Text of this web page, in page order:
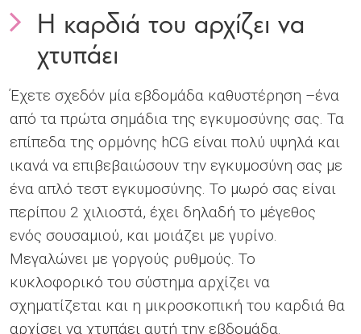
Η καρδιά του αρχίζει να
χτυπάει
Έχετε σχεδόν μία εβδομάδα καθυστέρηση –ένα
από τα πρώτα σημάδια της εγκυμοσύνης σας. Τα
επίπεδα της ορμόνης hCG είναι πολύ υψηλά και
ικανά να επιβεβαιώσουν την εγκυμοσύνη σας με
ένα απλό τεστ εγκυμοσύνης. Το μωρό σας είναι
περίπου 2 χιλιοστά, έχει δηλαδή το μέγεθος
ενός σουσαμιού, και μοιάζει με γυρίνο.
Μεγαλώνει με γοργούς ρυθμούς. Το
κυκλοφορικό του σύστημα αρχίζει να
σχηματίζεται και η μικροσκοπική του καρδιά θα
αρχίσει να χτυπάει αυτή την εβδομάδα.